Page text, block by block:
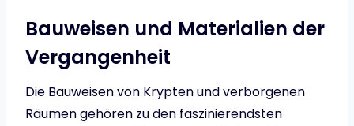
Bauweisen und Materialien der
Vergangenheit
Die Bauweisen von Krypten und verborgenen
Räumen gehören zu den faszinierendsten